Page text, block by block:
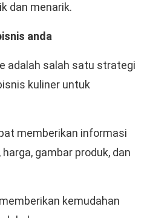
dan menarik.
anda
adalah salah satu strategi
kuliner untuk
memberikan informasi
gambar produk, dan
kemudahan